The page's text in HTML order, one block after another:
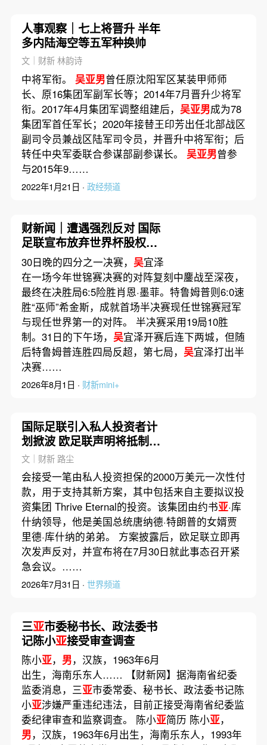
人事观察｜七上将晋升 半年
多内陆海空等五军种换帅
文｜财新 林韵诗
中将军衔。 吴亚男曾任原沈阳军区某装甲师师
长、原16集团军副军长等；2014年7月晋升少将军
衔。2017年4月集团军调整组建后， 吴亚男成为78
集团军首任军长；2020年接替王印芳出任北部战区
副司令员兼战区陆军司令员，并晋升中将军衔；后
转任中央军委联合参谋部副参谋长。 吴亚男曾参
与2015年9……
2022年1月21日 · 政经频道
财新闻｜遭遇强烈反对 国际
足联宣布放弃世界杯股权出
售项目
30日晚的四分之一决赛， 吴宜泽
在一场今年世锦赛决赛的对阵复刻中鏖战至深夜，
最终在决胜局6:5险胜肖恩·墨菲。特鲁姆普则6:0速
胜“巫师”希金斯，成就首场半决赛现任世锦赛冠军
与现任世界第一的对阵。 半决赛采用19局10胜
制。31日的下午场， 吴宜泽开赛后连下两城，但随
后特鲁姆普连胜四局反超，第七局， 吴宜泽打出半
决赛……
2026年8月1日 · 财新mini+
国际足联引入私人投资者计
划掀波 欧足联声明将抵制国
际足联赛事
文｜财新 路尘
会接受一笔由私人投资担保的2000万美元一次性付
款，用于支持其新方案，其中包括来自主要拟议投
资集团 Thrive Eternal的投资。该集团由约书亚·库
什纳领导，他是美国总统唐纳德·特朗普的女婿贾
里德·库什纳的弟弟。 方案披露后，欧足联立即再
次发声反对，并宣布将在7月30日就此事态召开紧
急会议。……
2026年7月31日 · 世界频道
三亚市委秘书长、政法委书
记陈小亚接受审查调查
陈小亚， 男，汉族，1963年6月
出生，海南乐东人…… 【财新网】据海南省纪委
监委消息，三亚市委常委、秘书长、政法委书记陈
小亚涉嫌严重违纪违法，目前正接受海南省纪委监
委纪律审查和监察调查。 陈小亚简历 陈小亚，
男，汉族，1963年6月出生，海南乐东人，1993年